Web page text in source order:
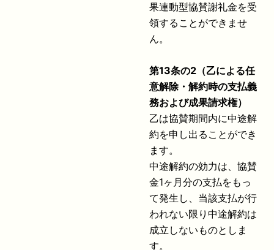
果連動型協賛謝礼金を受
領することができませ
ん。
第13条の2 （乙による任
意解除・解約時の支払義
務および成果請求権）
乙は協賛期間内に中途解
約を申し出ることができ
ます。
中途解約の効力は、協賛
金1ヶ月分の支払をもっ
て発生し、当該支払が行
われない限り中途解約は
成立しないものとしま
す。